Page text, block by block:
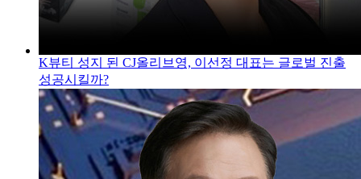
K뷰티 성지 된 CJ올리브영, 이선정 대표는 글로벌 진출
성공시킬까?